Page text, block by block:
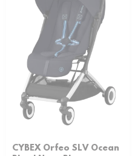
CYBEX Orfeo SLV Ocean